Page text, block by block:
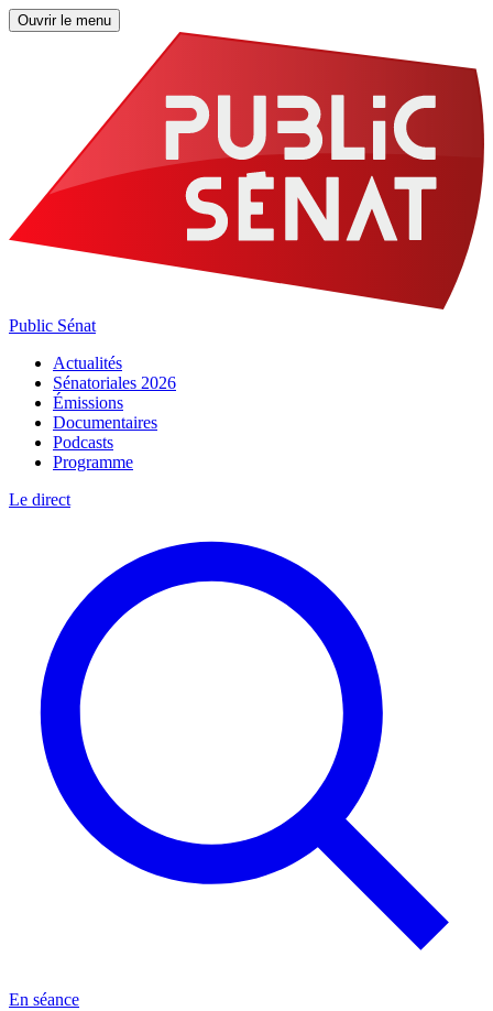
Ouvrir le menu
Public Sénat
Actualités
Sénatoriales 2026
Émissions
Documentaires
Podcasts
Programme
Le direct
En séance